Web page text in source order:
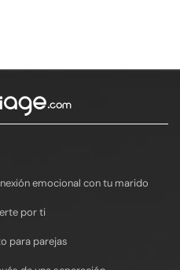
emocional con tu marido
por ti
para parejas